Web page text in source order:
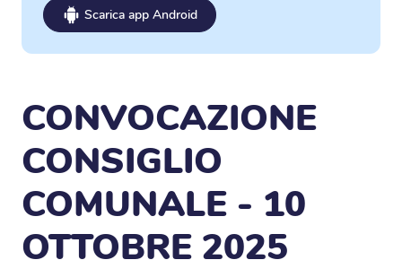
Scarica app Android
CONVOCAZIONE
CONSIGLIO
COMUNALE - 10
OTTOBRE 2025